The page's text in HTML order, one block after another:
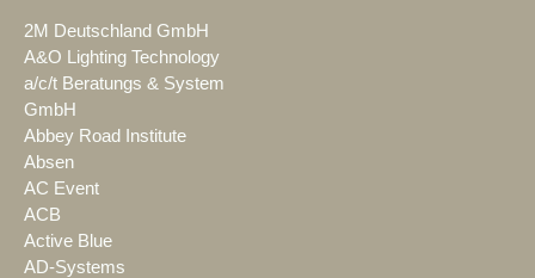
2M Deutschland GmbH
A&O Lighting Technology
a/c/t Beratungs & System
GmbH
Abbey Road Institute
Absen
AC Event
ACB
Active Blue
AD-Systems